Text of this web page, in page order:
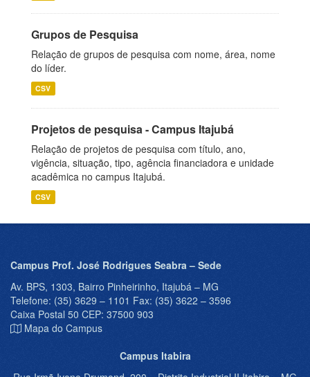
Grupos de Pesquisa
Relação de grupos de pesquisa com nome, área, nome
do líder.
CSV
Projetos de pesquisa - Campus Itajubá
Relação de projetos de pesquisa com título, ano,
vigência, situação, tipo, agência financiadora e unidade
acadêmica no campus Itajubá.
CSV
Campus Prof. José Rodrigues Seabra – Sede
Av. BPS, 1303, Bairro Pinheirinho, Itajubá – MG
Telefone: (35) 3629 – 1101 Fax: (35) 3622 – 3596
Caixa Postal 50 CEP: 37500 903
Mapa do Campus
Campus Itabira